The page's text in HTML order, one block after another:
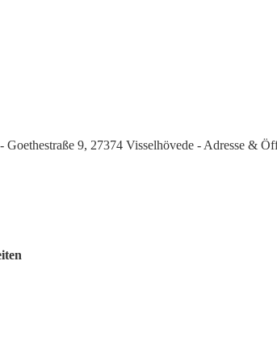
Goethestraße 9, 27374 Visselhövede - Adresse &